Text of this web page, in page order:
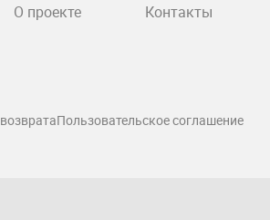
О проекте
Контакты
Пользовательское соглашение